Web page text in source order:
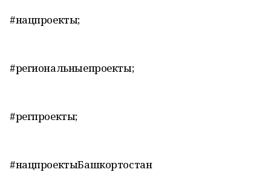
#нацпроекты;
#региональныепроекты;
#регпроекты;
#нацпроектыБашкортостан